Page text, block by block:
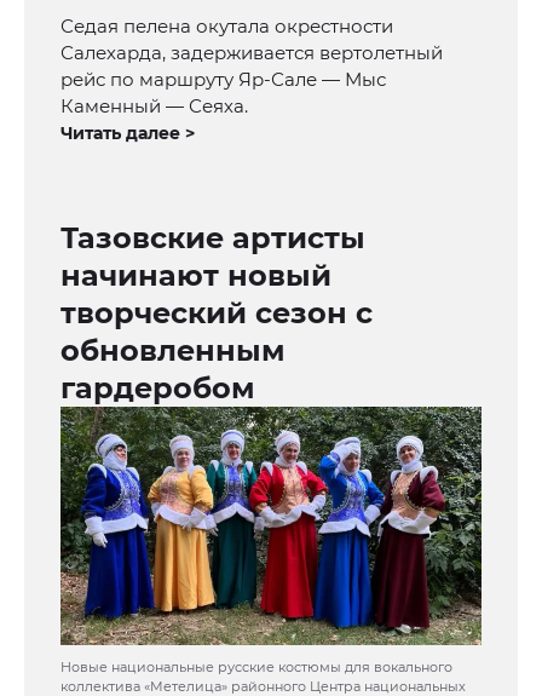
Седая пелена окутала окрестности
Салехарда, задерживается вертолетный
рейс по маршруту Яр-Сале — Мыс
Каменный — Сеяха.
Читать далее >
Тазовские артисты
начинают новый
творческий сезон с
обновленным
гардеробом
Новые национальные русские костюмы для вокального
коллектива «Метелица» районного Центра национальных